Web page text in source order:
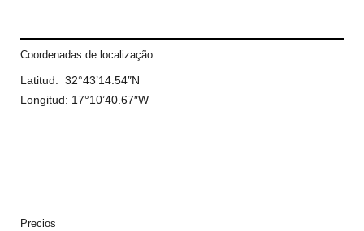
Coordenadas de localização
Latitud: 32°43’14.54″N
Longitud: 17°10’40.67″W
Precios